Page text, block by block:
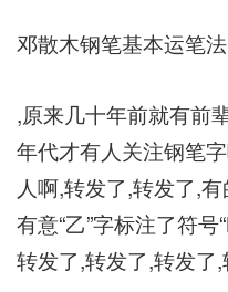
邓散木钢笔基本运笔法
,原来几十年前就有前
年代才有人关注钢笔
人啊,转发了,转发了,
有意“乙”字标注了符
转发了,转发了,转发了